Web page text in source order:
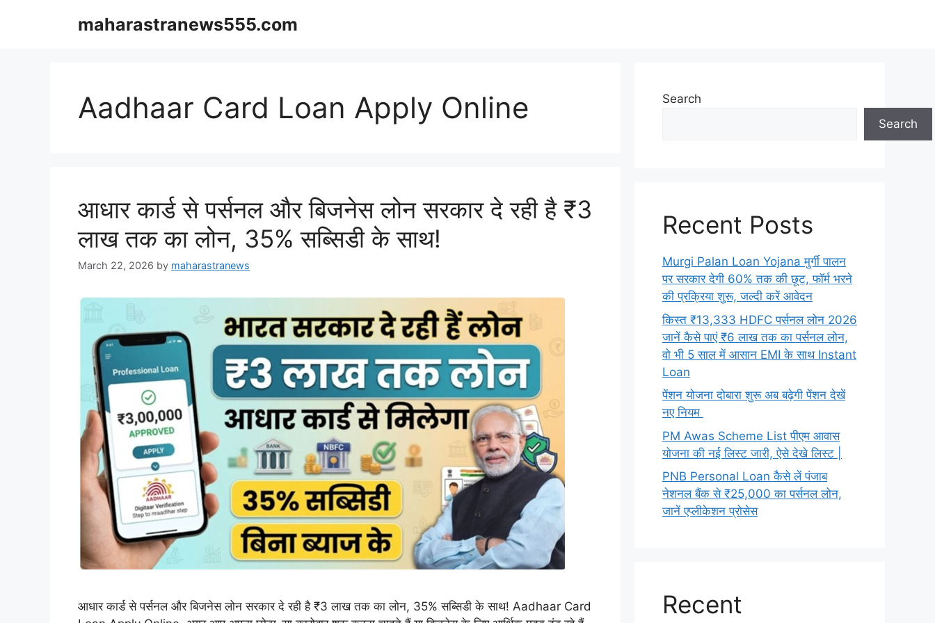
maharastranews555.com
Aadhaar Card Loan Apply Online
आधार कार्ड से पर्सनल और बिजनेस लोन सरकार दे रही है ₹3
लाख तक का लोन, 35% सब्सिडी के साथ!
March 22, 2026 by maharastranews
आधार कार्ड से पर्सनल और बिजनेस लोन सरकार दे रही है ₹3 लाख तक का लोन, 35% सब्सिडी के साथ! Aadhaar Card
Search
Search
Recent Posts
Murgi Palan Loan Yojana मुर्गी पालन
पर सरकार देगी 60% तक की छूट, फॉर्म भरने
की प्रक्रिया शुरू, जल्दी करें आवेदन
किस्त ₹13,333 HDFC पर्सनल लोन 2026
जानें कैसे पाएं ₹6 लाख तक का पर्सनल लोन,
वो भी 5 साल में आसान EMI के साथ Instant
Loan
पेंशन योजना दोबारा शुरू अब बढ़ेगी पेंशन देखें
नए नियम
PM Awas Scheme List पीएम आवास
योजना की नई लिस्ट जारी, ऐसे देखे लिस्ट |
PNB Personal Loan कैसे लें पंजाब
नेशनल बैंक से ₹25,000 का पर्सनल लोन,
जानें एप्लीकेशन प्रोसेस
Recent